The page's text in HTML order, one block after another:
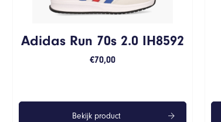
Adidas Run 70s 2.0 IH8592
€70,00
Bekijk product